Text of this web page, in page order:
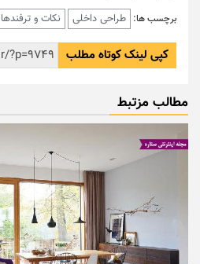
برچسب ها: طراحی داخلی نکات و ترفندها
کپی لینک کوتاه مطلب
مطالب مزتبط